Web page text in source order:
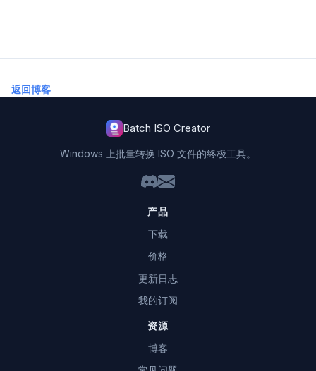
返回博客
Batch ISO Creator
Windows 上批量转换 ISO 文件的终极工具。
产品
下载
价格
更新日志
我的订阅
资源
博客